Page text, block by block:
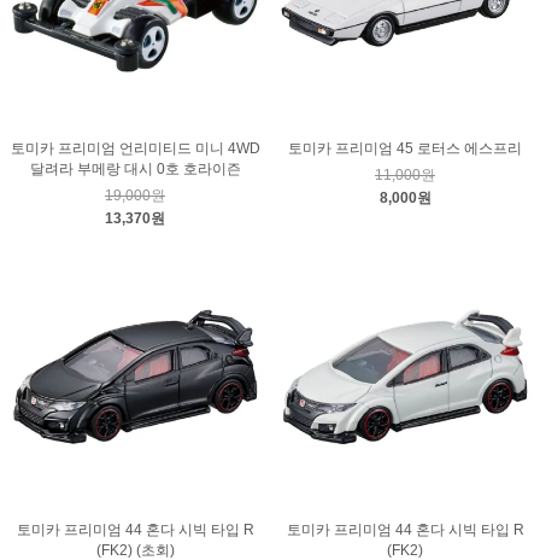
토미카 프리미엄 언리미티드 미니 4WD
달려라 부메랑 대시 0호 호라이즌
19,000원
13,370원
토미카 프리미엄 45 로터스 에스프리
11,000원
8,000원
토미카 프리미엄 44 혼다 시빅 타입 R
(FK2) (초회)
토미카 프리미엄 44 혼다 시빅 타입 R
(FK2)